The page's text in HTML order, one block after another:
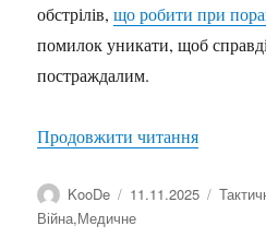
обстрілів,що робити при
помилок уникати, щоб
постраждалим.
Продовжити читання“Міфи
Автор
KooDe Оприлюднено
11.11.2025
Війна,Медичне